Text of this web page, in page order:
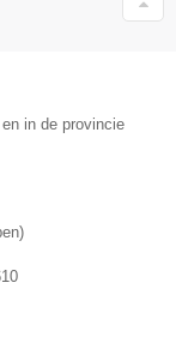
in de provincie
)